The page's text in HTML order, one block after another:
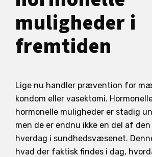
muligheder i
fremtiden
Lige nu handler prævention for
kondom eller vasektomi.
hormonelle muligheder er stadig
men de er endnu ikke en del af
hverdag i sundhedsvæsenet.
hvad der faktisk findes i dag,